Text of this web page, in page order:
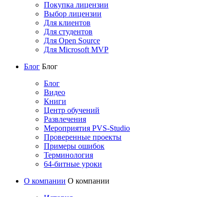
Покупка лицензии
Выбор лицензии
Для клиентов
Для студентов
Для Open Source
Для Microsoft MVP
Блог Блог
Блог
Видео
Книги
Центр обучений
Развлечения
Мероприятия PVS-Studio
Проверенные проекты
Примеры ошибок
Терминология
64-битные уроки
О компании О компании